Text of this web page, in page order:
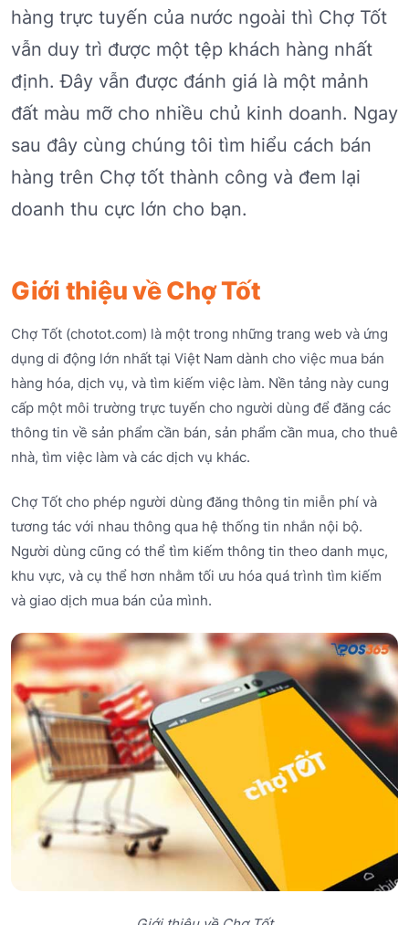
hàng trực tuyến của nước ngoài thì Chợ Tốt
vẫn duy trì được một tệp khách hàng nhất
định. Đây vẫn được đánh giá là một mảnh
đất màu mỡ cho nhiều chủ kinh doanh. Ngay
sau đây cùng chúng tôi tìm hiểu cách bán
hàng trên Chợ tốt thành công và đem lại
doanh thu cực lớn cho bạn.
Giới thiệu về Chợ Tốt
Chợ Tốt (chotot.com) là một trong những trang web và ứng
dụng di động lớn nhất tại Việt Nam dành cho việc mua bán
hàng hóa, dịch vụ, và tìm kiếm việc làm. Nền tảng này cung
cấp một môi trường trực tuyến cho người dùng để đăng các
thông tin về sản phẩm cần bán, sản phẩm cần mua, cho thuê
nhà, tìm việc làm và các dịch vụ khác.
Chợ Tốt cho phép người dùng đăng thông tin miễn phí và
tương tác với nhau thông qua hệ thống tin nhắn nội bộ.
Người dùng cũng có thể tìm kiếm thông tin theo danh mục,
khu vực, và cụ thể hơn nhằm tối ưu hóa quá trình tìm kiếm
và giao dịch mua bán của mình.